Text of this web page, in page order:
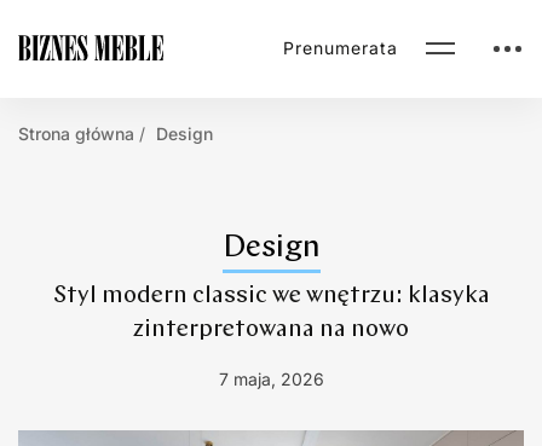
Prenumerata
Strona główna Design
Design
Styl modern classic we wnętrzu: klasyka
zinterpretowana na nowo
7 maja, 2026